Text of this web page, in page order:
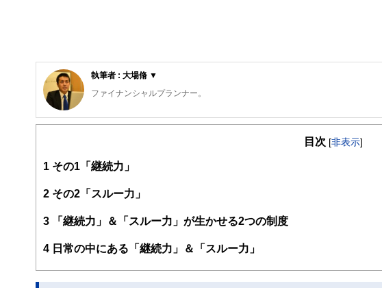
執筆者 : 大場脩 ▼
ファイナンシャルプランナー。
山形をベースに全国で活動する。
得意分野は、専門用語を使わないお金の話、資産運用、確定拠出年金、保険
ブログはほぼ毎日更新、専門用語を使わないわかりやすい説明を心がけている
https://fp-syu.com/
目次 [非表示]
1 その1「継続力」
2 その2「スルー力」
3 「継続力」＆「スルー力」が生かせる2つの制度
4 日常の中にある「継続力」＆「スルー力」